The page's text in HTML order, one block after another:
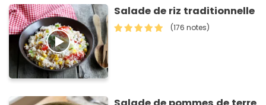
Salade de riz traditionnelle
(176 notes)